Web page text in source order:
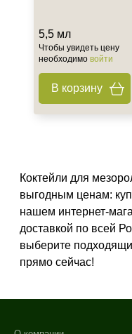
Моделирование
Показать еще
Назначение против
Акне
Результат
Ровный тон
Гладкость
Защита
5,5 мл
Чтобы увидеть цену
необходимо войти
В корзину
Коктейли для
выгодным ценам:
нашем интернет-
доставкой по всей
выберите
прямо сейчас!
+7